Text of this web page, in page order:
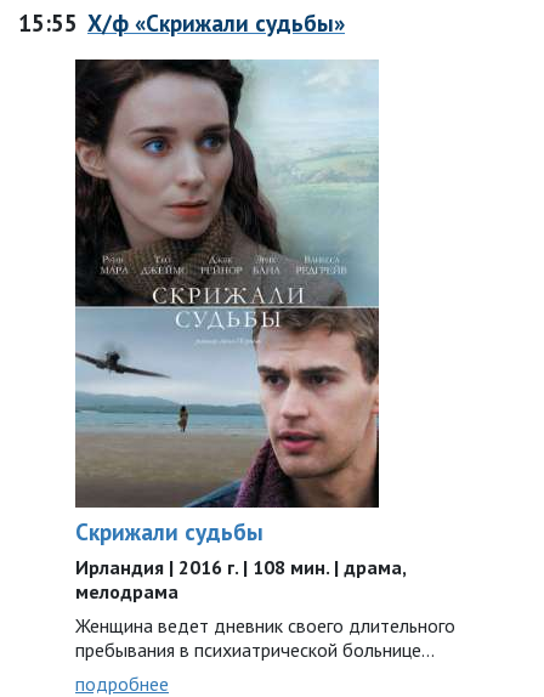
15:55 Х/ф «Скрижали судьбы»
Скрижали судьбы
Ирландия | 2016 г. | 108 мин. | драма,
мелодрама
Женщина ведет дневник своего длительного
пребывания в психиатрической больнице…
подробнее